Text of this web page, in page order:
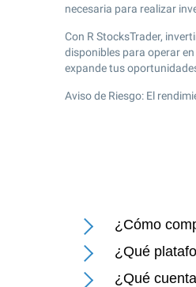
necesaria para realizar
Con R StocksTrader,
disponibles para operar
expande tus
Aviso de Riesgo: El
¿Cómo
¿Qué
¿Qué